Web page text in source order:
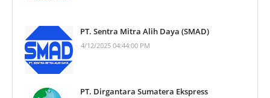
PT. Sentra Mitra Alih Daya (SMAD)
4/12/2025 04:44:00 PM
PT. Dirgantara Sumatera Ekspress